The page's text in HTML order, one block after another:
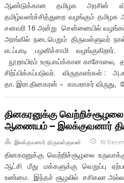
ஆண்டுக்கான தமிழக அரசின்
தமிழ்வளர்ச்சித்துறை வழங்கும் தமிழக
சனவரி 16 அன்று சென்னையில்
அரங்கில் நடைபெறும் திருவள்ளுவர்
எடப்பாடி பழனிச்சாமி
நூறாயிரம் உரூபாய்க்கான காசோலை,
சிற்ப்பிக்கப்படுவர். விருதாளர்கள் :
தா. இரா.தினகரன் – காமராசர்
தினகரனுக்கு
ஆணையம் – இலக்குவனார்
இலக்குவனார் திருவள்ளுவன் 10
தினகரனுக்கு வெற்றிச்சூழலை
ஆட்சி மீது மக்களுக்கு வெறுப்பு
உண்மை. இந்தச் சூழலில் சசிகலா